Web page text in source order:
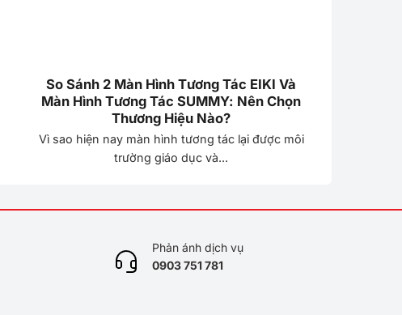
So Sánh 2 Màn Hình Tương Tác EIKI Và
Màn Hình Tương Tác SUMMY: Nên Chọn
Thương Hiệu Nào?
Vì sao hiện nay màn hình tương tác lại được môi
trường giáo dục và...
Phản ánh dịch vụ
0903 751 781